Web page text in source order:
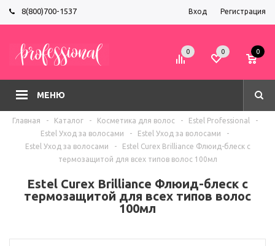
8(800)700-1537 Вход Регистрация
МЕНЮ
0 0 0
Главная - Каталог - Косметика для волос - Estel Professional
-
Estel Уход за волосами
- Estel Уход за волосами
-
Estel Уход за волосами
-
Estel Curex Brilliance Флюид-блеск c
термозащитой для всех типов волос 100мл
Estel Curex Brilliance Флюид-блеск c
термозащитой для всех типов волос
100мл